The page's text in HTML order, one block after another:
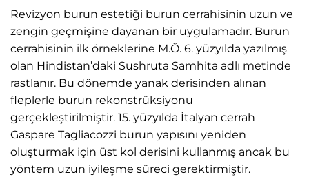
Revizyon burun estetiği burun cerrahisinin uzun ve
zengin geçmişine dayanan bir uygulamadır. Burun
cerrahisinin ilk örneklerine M.Ö. 6. yüzyılda yazılmış
olan Hindistan’daki Sushruta Samhita adlı metinde
rastlanır. Bu dönemde yanak derisinden alınan
fleplerle burun rekonstrüksiyonu
gerçekleştirilmiştir. 15. yüzyılda İtalyan cerrah
Gaspare Tagliacozzi burun yapısını yeniden
oluşturmak için üst kol derisini kullanmış ancak bu
yöntem uzun iyileşme süreci gerektirmiştir.